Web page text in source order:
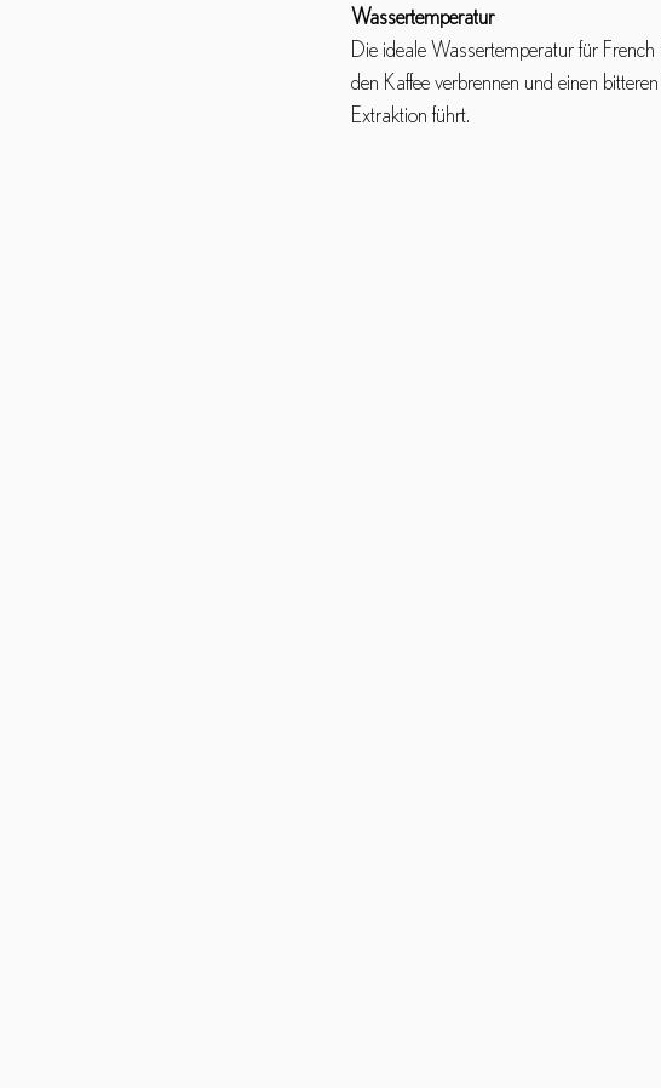
Wassertemperatur
Die ideale Wassertemperatur für
den Kaffee verbrennen und einen
Extraktion führt.